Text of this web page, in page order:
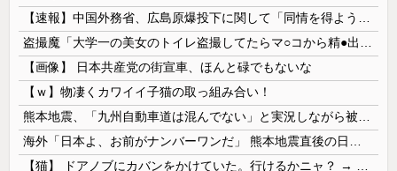
【画像】 日本共産党の街宣車、ほんと碌でもないな
【ｗ】物凄くカワイイ子猫の取っ組み合い！